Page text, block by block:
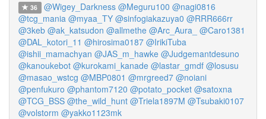
36 @Wigey_Darkness @Meguru100 @nagi0816
@tcg_mania @myaa_TY @sinfogiakazuya0 @RRR666rr
@3keb @ak_katsudon @allmethe @Arc_Aura_ @Caro1381
@DAL_kotori_11 @hirosima0187 @IrikiTuba
@ishii_mamachyan @JAS_m_hawke @Judgemantdesuno
@kanoukebot @kurokami_kanade @lastar_gmdf @losusu
@masao_wstcg @MBP0801 @mrgreed7 @noiani
@penfukuro @phantom7120 @potato_pocket @satoxna
@TCG_BSS @the_wild_hunt @Triela1897M @Tsubaki0107
@volstorm @yakko1123mk